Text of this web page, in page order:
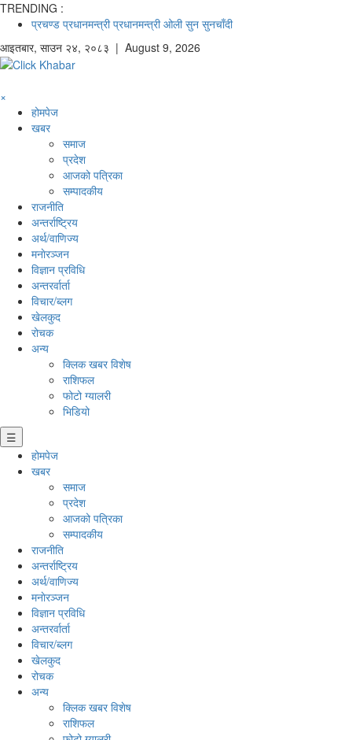
TRENDING :
प्रचण्ड प्रधानमन्त्री प्रधानमन्त्री ओली सुन सुनचाँदी
आइतबार, साउन २४, २०८३ | August 9, 2026
×
होमपेज
खबर
समाज
प्रदेश
आजको पत्रिका
सम्पादकीय
राजनीति
अन्तर्राष्ट्रिय
अर्थ/वाणिज्य
मनाेरञ्जन
विज्ञान प्रविधि
अन्तरर्वार्ता
विचार/ब्लग
खेलकुद
रोचक
अन्य
क्लिक खबर विशेष
राशिफल
फोटो ग्यालरी
भिडियो
☰
होमपेज
खबर
समाज
प्रदेश
आजको पत्रिका
सम्पादकीय
राजनीति
अन्तर्राष्ट्रिय
अर्थ/वाणिज्य
मनाेरञ्जन
विज्ञान प्रविधि
अन्तरर्वार्ता
विचार/ब्लग
खेलकुद
रोचक
अन्य
क्लिक खबर विशेष
राशिफल